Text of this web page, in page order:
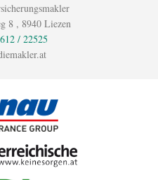
8 , 8940 Liezen
/ 22525